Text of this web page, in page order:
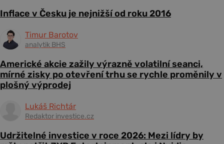
Inflace v Česku je nejnižší od roku 2016
Timur Barotov
analytik BHS
Americké akcie zažily výrazně volatilní seanci,
mírné zisky po otevření trhu se rychle proměnily v
plošný výprodej
Lukáš Richtár
Redaktor investice.cz
Udržitelné investice v roce 2026: Mezi lídry by